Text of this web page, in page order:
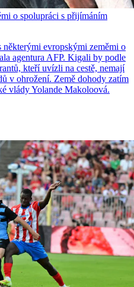
o spolupráci s přijímáním
některými evropskými zeměmi o
agentura AFP. Kigali by podle
kteří uvízli na cestě, nemají
v ohrožení. Země dohody zatím
vlády Yolande Makoloová.